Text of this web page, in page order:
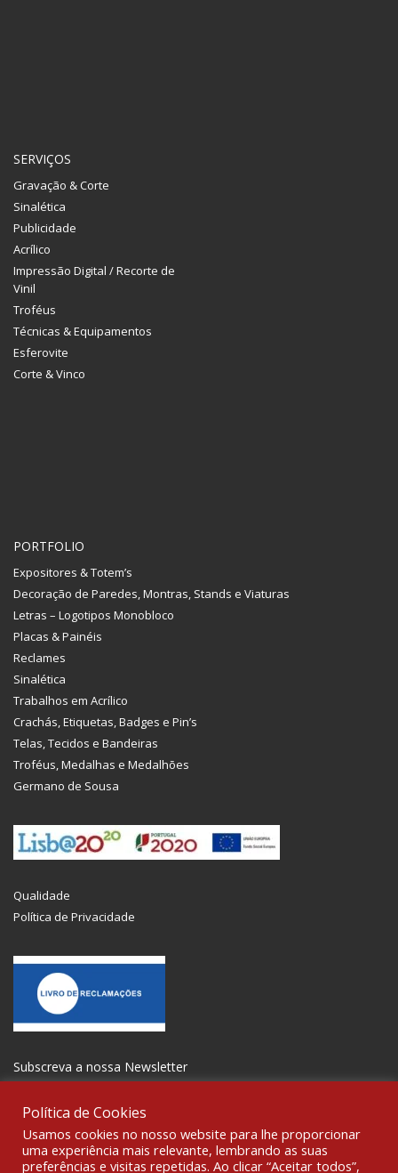
SERVIÇOS
Gravação & Corte
Sinalética
Publicidade
Acrílico
Impressão Digital / Recorte de
Vinil
Troféus
Técnicas & Equipamentos
Esferovite
Corte & Vinco
PORTFOLIO
Expositores & Totem’s
Decoração de Paredes, Montras, Stands e Viaturas
Letras – Logotipos Monobloco
Placas & Painéis
Reclames
Sinalética
Trabalhos em Acrílico
Crachás, Etiquetas, Badges e Pin’s
Telas, Tecidos e Bandeiras
Troféus, Medalhas e Medalhões
Germano de Sousa
Qualidade
Política de Privacidade
Subscreva a nossa Newsletter
Política de Cookies
Usamos cookies no nosso website para lhe proporcionar
uma experiência mais relevante, lembrando as suas
preferências e visitas repetidas. Ao clicar “Aceitar todos”,